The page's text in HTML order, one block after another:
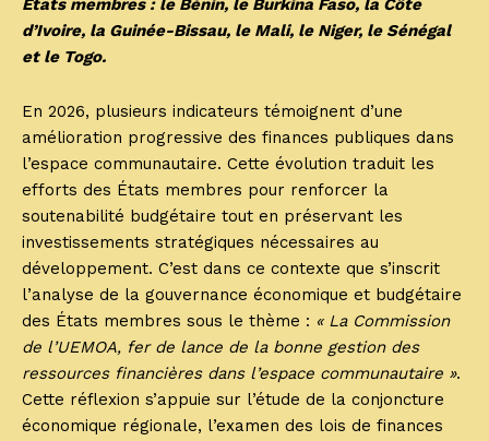
États membres : le Bénin, le Burkina Faso, la Côte
d’Ivoire, la Guinée-Bissau, le Mali, le Niger, le Sénégal
et le Togo.
En 2026, plusieurs indicateurs témoignent d’une
amélioration progressive des finances publiques dans
l’espace communautaire. Cette évolution traduit les
efforts des États membres pour renforcer la
soutenabilité budgétaire tout en préservant les
investissements stratégiques nécessaires au
développement. C’est dans ce contexte que s’inscrit
l’analyse de la gouvernance économique et budgétaire
des États membres sous le thème : « La Commission
de l’UEMOA, fer de lance de la bonne gestion des
ressources financières dans l’espace communautaire ».
Cette réflexion s’appuie sur l’étude de la conjoncture
économique régionale, l’examen des lois de finances